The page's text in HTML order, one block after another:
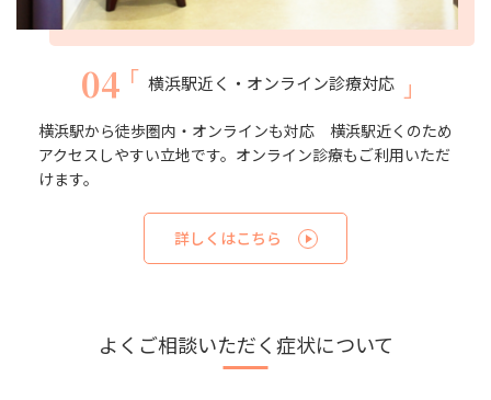
04 横浜駅近く・オンライン診療対応
横浜駅から徒歩圏内・オンラインも対応 横浜駅近くのため
アクセスしやすい立地です。オンライン診療もご利用いただ
けます。
詳しくはこちら
よくご相談いただく症状について